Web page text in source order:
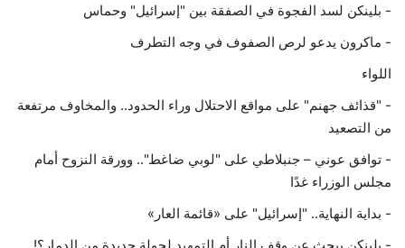
- بلينكن لسد الفجوة في الصفقة بين "إسرائيل" وحماس
- ماكرون يدعو لرص الصفوف في وجه التطرف
اللواء
- "قذائف جهنم" على مواقع الاحتلال وراء الحدود.. والمخاوف مرتفعة
من التصعيد
- توافق عوني – جنبلاطي على "لوبي ضاغط".. وورقة النزوح أمام
مجلس الوزراء غدًا
- بداية النهاية.. "إسرائيل" على «قائمة العار»